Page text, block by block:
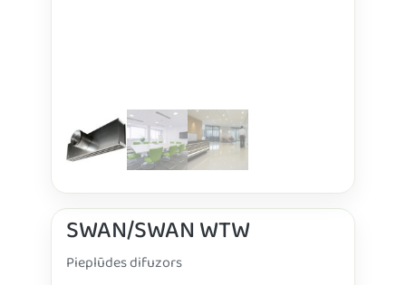
SWAN/SWAN WTW
Pieplūdes difuzors